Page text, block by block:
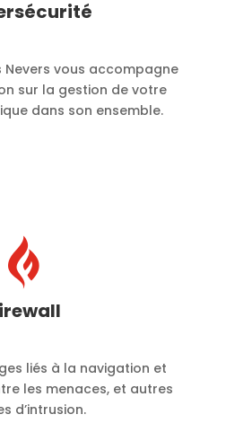
Nevers vous accompagne
sur la gestion de votre
dans son ensemble.

liés à la navigation et
les menaces, et autres
d’intrusion.